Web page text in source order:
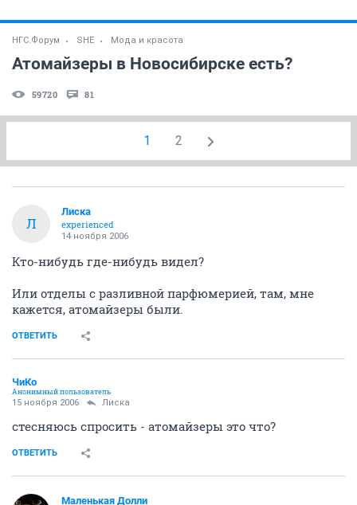
НГС.Форум SHE Мода и красота
Атомайзеры в Новосибирске есть?
59720 81
1 2
Л
Лиска
experienced
14 ноября 2006
Кто-нибудь где-нибудь видел?
Или отделы с разливной парфюмерией, там, мне
кажется, атомайзеры были.
ОТВЕТИТЬ
ЧиКо
Анонимный пользователь
15 ноября 2006 Лиска
стесняюсь спросить - атомайзеры это что?
ОТВЕТИТЬ
Маленькая Долли